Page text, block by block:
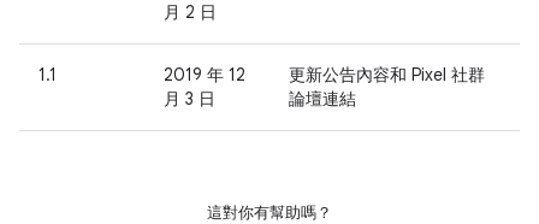
月 2 日
1.1
2019 年 12
月 3 日
更新公告內容和 Pixel 社群
論壇連結
這對你有幫助嗎？